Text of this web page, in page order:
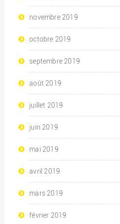
novembre 2019
octobre 2019
septembre 2019
août 2019
juillet 2019
juin 2019
mai 2019
avril 2019
mars 2019
février 2019